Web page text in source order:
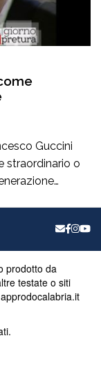
Guccini
straordinario o
di quei
prima ancora
prodotto da
testate o siti